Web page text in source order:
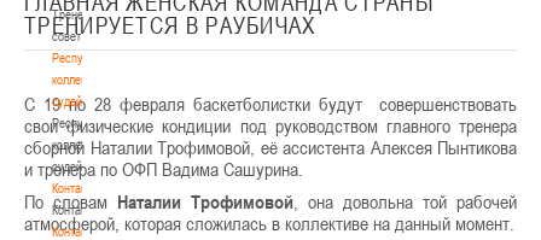
Тренерский
совет
Республиканская
коллегия
судей
Республиканская
коллегия
судей
Контакты
Контакты
Контакты
ТРЕНИРУЕТСЯ В РАУБИЧАХ
С 19 по 28 февраля баскетболистки будут совершенствовать
свои физические кондиции под руководством главного тренера
сборной Наталии Трофимовой, её ассистента Алексея Пынтикова
и тренера по ОФП Вадима Сашурина.
По словам Наталии Трофимовой , она довольна той рабочей
атмосферой, которая сложилась в коллективе на данный момент.